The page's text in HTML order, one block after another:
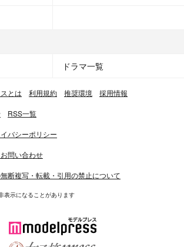
ドラマ一覧
とは 利用規約 推奨環境 採用情報
RSS一覧
バシーポリシー
問い合わせ
断複写・転載・引用の禁止について
表示になることがあります